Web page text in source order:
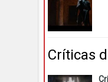
Críticas